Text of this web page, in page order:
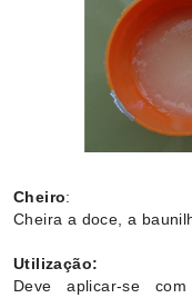
Cheiro:
Cheira a doce, a
Utilização:
Deve aplicar-se